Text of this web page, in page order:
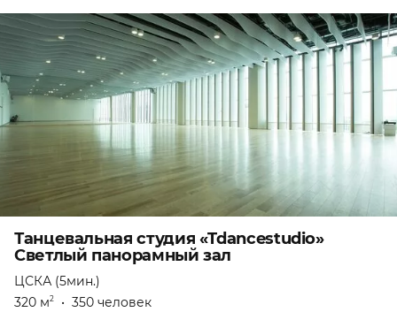
Танцевальная студия «Tdancestudio»
Светлый панорамный зал
ЦСКА (5мин.)
320 м2 • 350 человек